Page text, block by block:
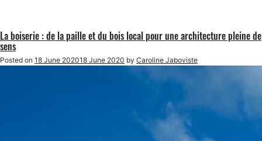
La boiserie : de la paille et du bois local pour une architecture pleine de
sens
Posted on 18 June 202018 June 2020 by Caroline Jaboviste